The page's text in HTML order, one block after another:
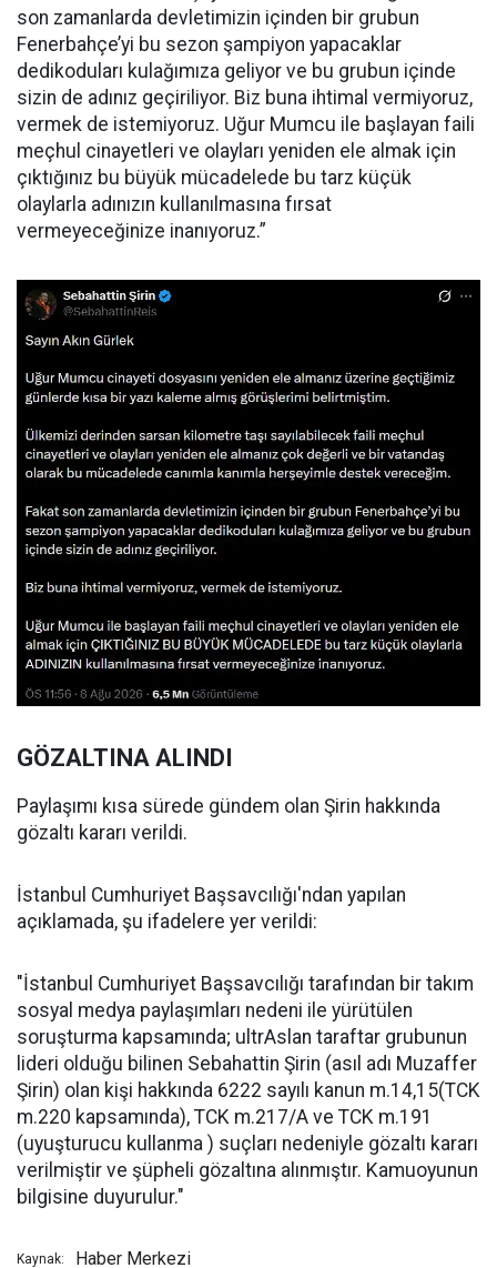
son zamanlarda devletimizin içinden bir grubun
Fenerbahçe’yi bu sezon şampiyon yapacaklar
dedikoduları kulağımıza geliyor ve bu grubun içinde
sizin de adınız geçiriliyor. Biz buna ihtimal vermiyoruz,
vermek de istemiyoruz. Uğur Mumcu ile başlayan faili
meçhul cinayetleri ve olayları yeniden ele almak için
çıktığınız bu büyük mücadelede bu tarz küçük
olaylarla adınızın kullanılmasına fırsat
vermeyeceğinize inanıyoruz.”
GÖZALTINA ALINDI
Paylaşımı kısa sürede gündem olan Şirin hakkında
gözaltı kararı verildi.
İstanbul Cumhuriyet Başsavcılığı'ndan yapılan
açıklamada, şu ifadelere yer verildi:
"İstanbul Cumhuriyet Başsavcılığı tarafından bir takım
sosyal medya paylaşımları nedeni ile yürütülen
soruşturma kapsamında; ultrAslan taraftar grubunun
lideri olduğu bilinen Sebahattin Şirin (asıl adı Muzaffer
Şirin) olan kişi hakkında 6222 sayılı kanun m.14,15(TCK
m.220 kapsamında), TCK m.217/A ve TCK m.191
(uyuşturucu kullanma ) suçları nedeniyle gözaltı kararı
verilmiştir ve şüpheli gözaltına alınmıştır. Kamuoyunun
bilgisine duyurulur."
Kaynak: Haber Merkezi